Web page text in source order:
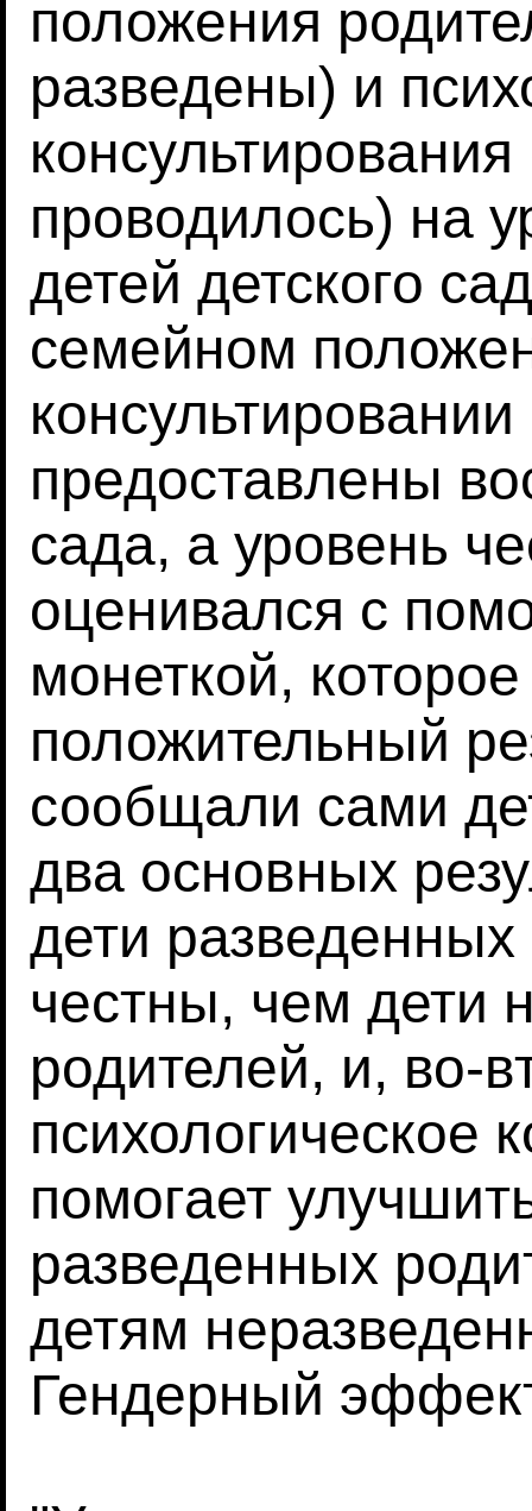
положения
разведены) и
проводилось) на
детей детского
семейном
предоставлены
сада, а уровень
оценивался с
монеткой,
положительный
сообщали сами
два основных
дети
честны, чем дети
родителей, и, во-
психологическое
помогает
разведенных
детям
Гендерный